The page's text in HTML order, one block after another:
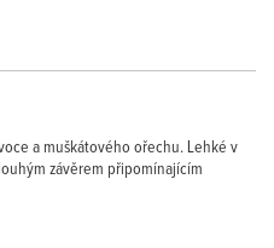
a muškátového ořechu. Lehké v
závěrem připomínajícím